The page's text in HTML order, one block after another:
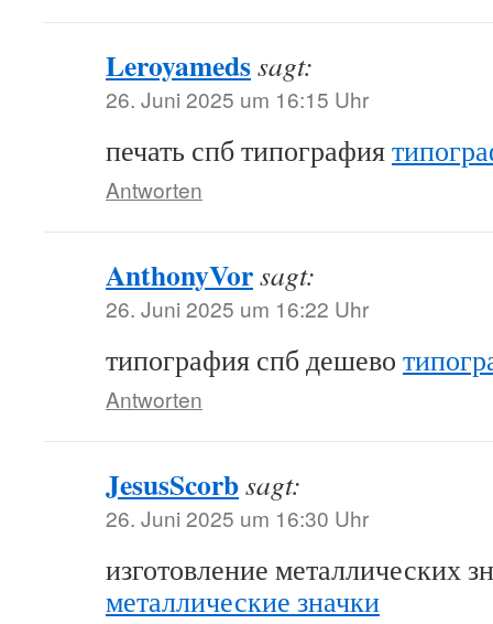
Leroyamedssagt:
26. Juni 2025 um 16:15 Uhr
печать спб типография
Antworten
AnthonyVorsagt:
26. Juni 2025 um 16:22 Uhr
типография спб дешево
Antworten
JesusScorbsagt:
26. Juni 2025 um 16:30 Uhr
изготовление металлических
металлические значки